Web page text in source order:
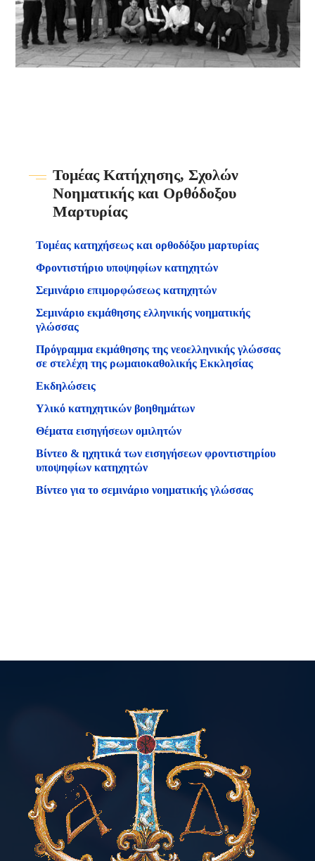
Τομέας Κατήχησης, Σχολών
Νοηματικής και Ορθόδοξου
Μαρτυρίας
Τομέας κατηχήσεως και ορθοδόξου μαρτυρίας
Φροντιστήριο υποψηφίων κατηχητών
Σεμινάριο επιμορφώσεως κατηχητών
Σεμινάριο εκμάθησης ελληνικής νοηματικής
γλώσσας
Πρόγραμμα εκμάθησης της νεοελληνικής γλώσσας
σε στελέχη της ρωμαιοκαθολικής Εκκλησίας
Εκδηλώσεις
Υλικό κατηχητικών βοηθημάτων
Θέματα εισηγήσεων ομιλητών
Βίντεο & ηχητικά των εισηγήσεων φροντιστηρίου
υποψηφίων κατηχητών
Βίντεο για το σεμινάριο νοηματικής γλώσσας